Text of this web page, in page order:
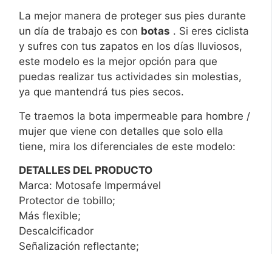
La mejor manera de proteger sus pies durante
un día de trabajo es con botas . Si eres ciclista
y sufres con tus zapatos en los días lluviosos,
este modelo es la mejor opción para que
puedas realizar tus actividades sin molestias,
ya que mantendrá tus pies secos.
Te traemos la bota impermeable para hombre /
mujer que viene con detalles que solo ella
tiene, mira los diferenciales de este modelo:
DETALLES DEL PRODUCTO
Marca: Motosafe Impermável
Protector de tobillo;
Más flexible;
Descalcificador
Señalización reflectante;